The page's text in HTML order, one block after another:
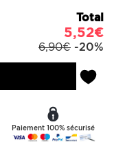
Total
5,52€
6,90€ -20%
Paiement 100% sécurisé